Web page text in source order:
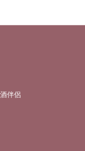
伴侶